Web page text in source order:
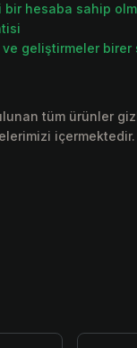
hesaba sahip
geliştirmeler birer
tüm ürünler
içermektedir.